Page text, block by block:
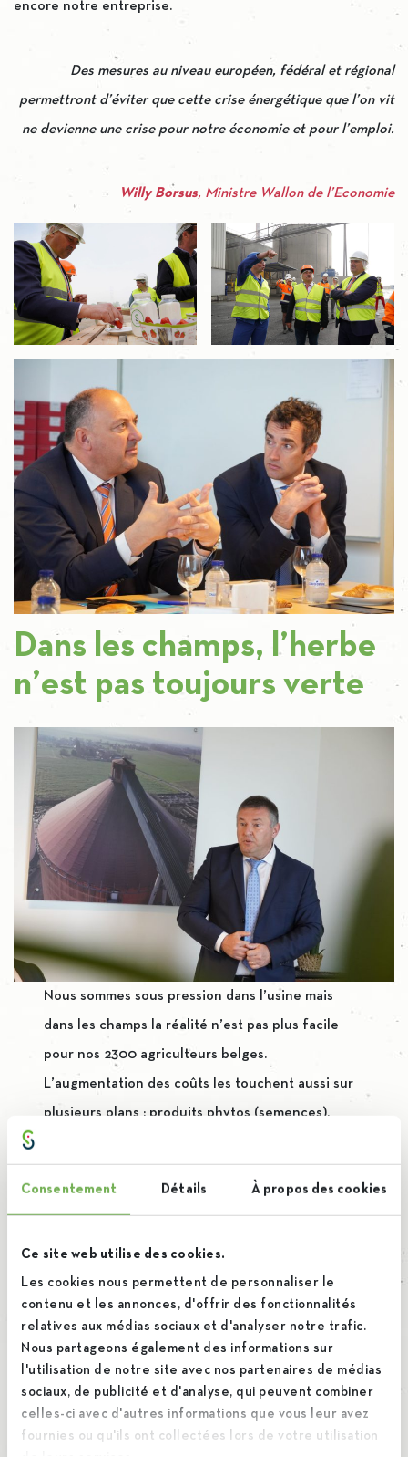
Consentement Détails À propos des cookies
Ce site web utilise des cookies.
Les cookies nous permettent de personnaliser le
contenu et les annonces, d'offrir des fonctionnalités
relatives aux médias sociaux et d'analyser notre trafic.
Nous partageons également des informations sur
l'utilisation de notre site avec nos partenaires de médias
sociaux, de publicité et d'analyse, qui peuvent combiner
celles-ci avec d'autres informations que vous leur avez
fournies ou qu'ils ont collectées lors de votre utilisation
encore notre entreprise.
Des mesures au niveau européen, fédéral et régional
permettront d’éviter que cette crise énergétique que l’on vit
ne devienne une crise pour notre économie et pour l’emploi.
Willy Borsus, Ministre Wallon de l’Economie
Dans les champs, l’herbe
n’est pas toujours verte
Nous sommes sous pression dans l’usine mais
dans les champs la réalité n’est pas plus facile
pour nos 2300 agriculteurs belges.
L’augmentation des coûts les touchent aussi sur
plusieurs plans : produits phytos (semences),
remplacer les néonicotinoïdes avec le soutien du Ministre
Borsus. Nous voulons trouver des manières durables de
betteraves en Belgique.